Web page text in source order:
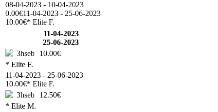
08-04-2023 - 10-04-2023
0.00€11-04-2023 - 25-06-2023
10.00€* Elite F.
11-04-2023
25-06-2023
3hseb
10.00€
* Elite F.
11-04-2023 - 25-06-2023
10.00€* Elite F.
3hseb
12.50€
* Elite M.